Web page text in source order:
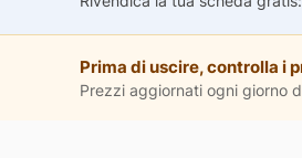
Prima di uscire, controlla i
Prezzi aggiornati ogni giorno